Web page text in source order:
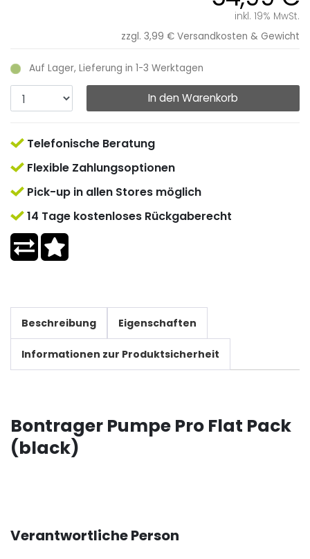
inkl. 19% MwSt.
zzgl. 3,99 € Versandkosten & Gewicht
Auf Lager, Lieferung in 1-3 Werktagen
In den Warenkorb
Telefonische Beratung
Flexible Zahlungsoptionen
Pick-up in allen Stores möglich
14 Tage kostenloses Rückgaberecht
Beschreibung Eigenschaften
Informationen zur Produktsicherheit
Bontrager Pumpe Pro Flat Pack
(black)
Verantwortliche Person